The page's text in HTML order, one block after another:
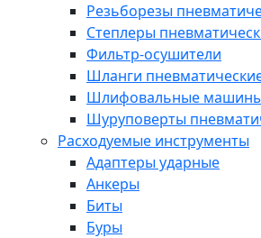
Резьборезы
Степлеры
Фильтр-осушители
Шланги
Шлифовальные машины
Шуруповерты
Расходуемые инструменты
Адаптеры ударные
Анкеры
Биты
Буры